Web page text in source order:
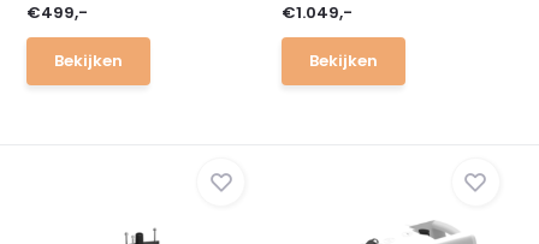
€499,-
Bekijken
€1.049,-
Bekijken